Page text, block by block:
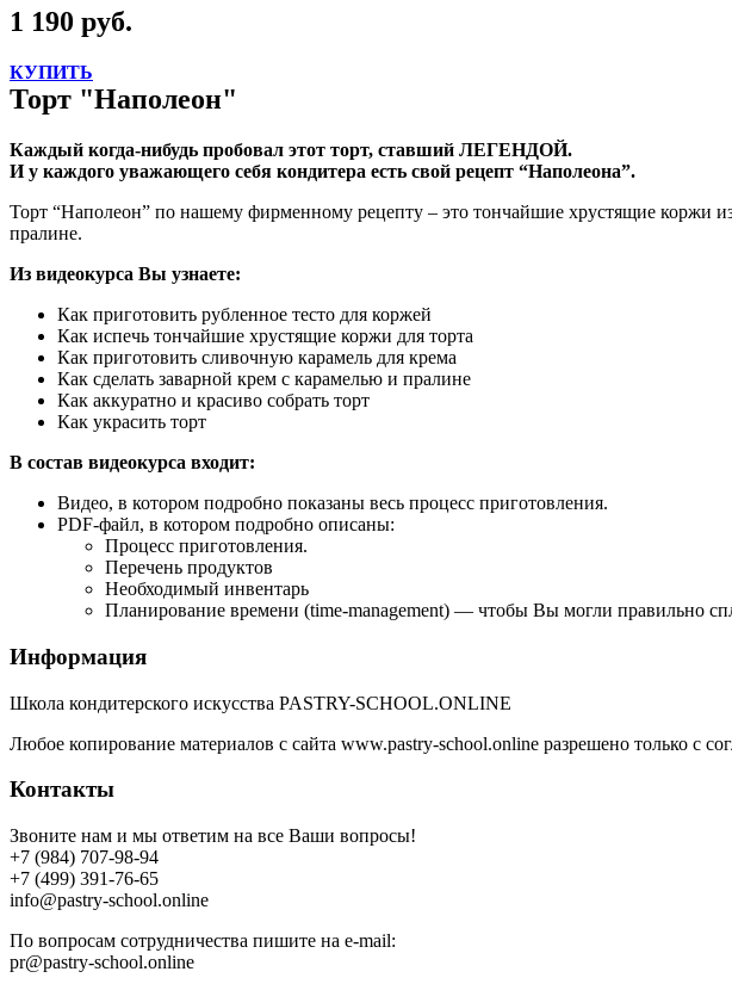
1 190 руб.
КУПИТЬ
Торт "Наполеон"
Каждый когда-нибудь пробовал этот торт, ставший ЛЕГЕНДОЙ.
И у каждого уважающего себя кондитера есть свой рецепт “Наполеона”.
Торт “Наполеон” по нашему фирменному рецепту – это тончайшие хрустящие коржи
пралине.
Из видеокурса Вы узнаете:
Как приготовить рубленное тесто для коржей
Как испечь тончайшие хрустящие коржи для торта
Как приготовить сливочную карамель для крема
Как сделать заварной крем с карамелью и пралине
Как аккуратно и красиво собрать торт
Как украсить торт
В состав видеокурса входит:
Видео, в котором подробно показаны весь процесс приготовления.
PDF-файл, в котором подробно описаны:
Процесс приготовления.
Перечень продуктов
Необходимый инвентарь
Планирование времени (time-management) — чтобы Вы могли правильно
Информация
Школа кондитерского искусства PASTRY-SCHOOL.ONLINE
Любое копирование материалов с сайта www.pastry-school.online разрешено только с
Контакты
Звоните нам и мы ответим на все Ваши вопросы!
+7 (984) 707-98-94
+7 (499) 391-76-65
info@pastry-school.online
По вопросам сотрудничества пишите на e-mail:
pr@pastry-school.online